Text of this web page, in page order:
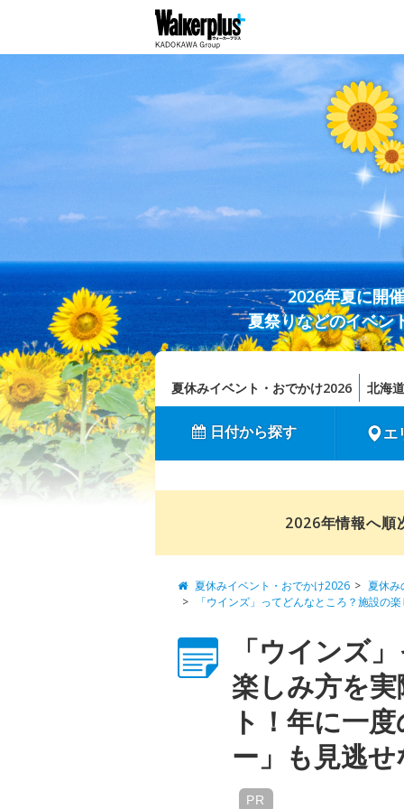
2026年夏に開
夏祭りなどのイベン
夏休みイベント・おでかけ2026 北海道
日付から探す エ
2026年情報へ順
夏休みイベント・おでかけ2026
夏休み
「ウインズ」ってどんなところ？施設の
「ウインズ
楽しみ方を
ト！年に一
ー」も見逃
PR